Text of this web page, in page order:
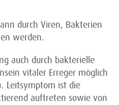
durch Viren, Bakterien
werden.
auch durch bakterielle
vitaler Erreger möglich
Leitsymptom ist die
auftreten sowie von